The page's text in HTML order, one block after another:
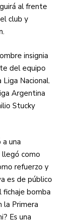
al frente
club y
insignia
del equipo
Nacional.
Argentina
Stucky
una
llegó como
refuerzo y
es de público
fichaje bomba
la Primera
Es una